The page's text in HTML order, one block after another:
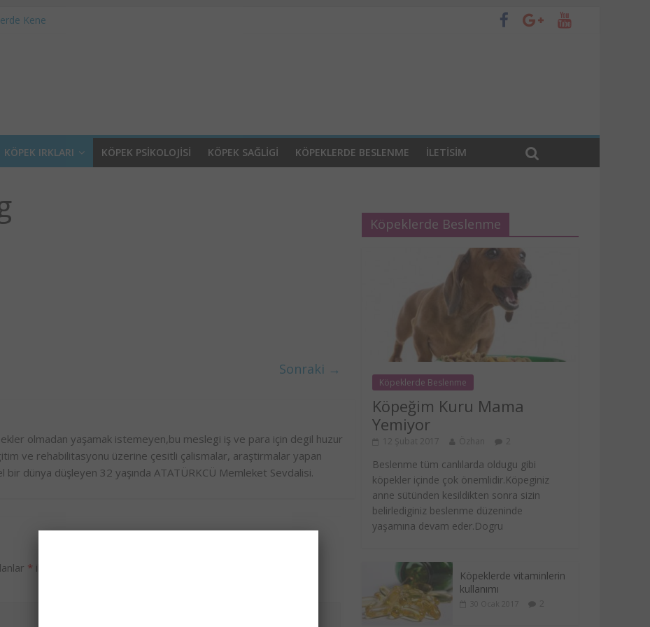
Kene
KÖPEK IRKLARI KÖPEK PSIKOLOJISI KÖPEK SAĞLIGI KÖPEKLERDE BESLENME ILETISIM
Sonraki →
olmadan yaşamak istemeyen,bu meslegi iş ve para için degil huzur
ve rehabilitasyonu üzerine çesitli çalismalar, araştirmalar yapan
bir dünya düşleyen 32 yaşında ATATÜRKCÜ Memleket Sevdalisi.
* ile işaretlenmişlerdir
Köpeklerde Beslenme
Köpeklerde Beslenme
Köpeğim Kuru Mama
Yemiyor
12 Şubat 2017 Özhan
Beslenme tüm canlılarda oldugu gibi
köpekler içinde çok önemlidir.Köpeginiz
anne sütünden kesildikten sonra sizin
belirlediginiz beslenme düzeninde
yaşamına devam eder.Dogru
Köpeklerde vitaminlerin
kullanımı